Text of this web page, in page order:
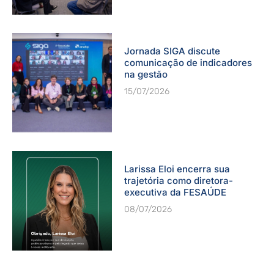
Jornada SIGA discute
comunicação de indicadores
na gestão
15/07/2026
Larissa Eloi encerra sua
trajetória como diretora-
executiva da FESAÚDE
08/07/2026